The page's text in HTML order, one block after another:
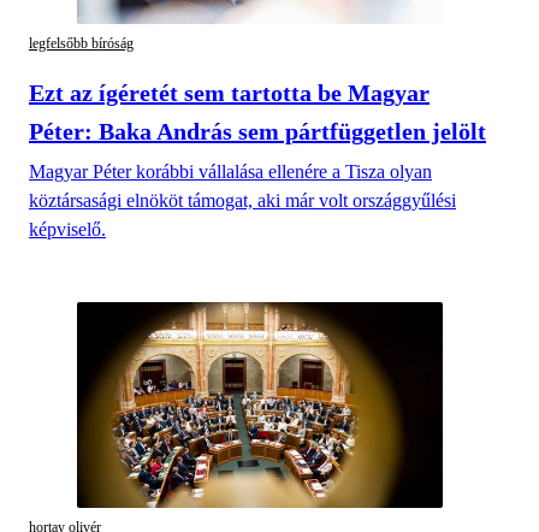
legfelsőbb bíróság
Ezt az ígéretét sem tartotta be Magyar
Péter: Baka András sem pártfüggetlen jelölt
Magyar Péter korábbi vállalása ellenére a Tisza olyan
köztársasági elnököt támogat, aki már volt országgyűlési
képviselő.
hortay olivér